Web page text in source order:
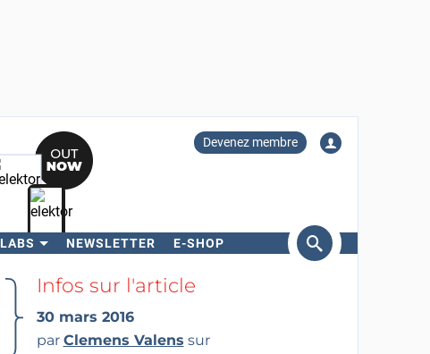
Devenez membre
LABS NEWSLETTER E-SHOP
RechercherInfos sur l'article
30 mars 2016
par Clemens Valens sur